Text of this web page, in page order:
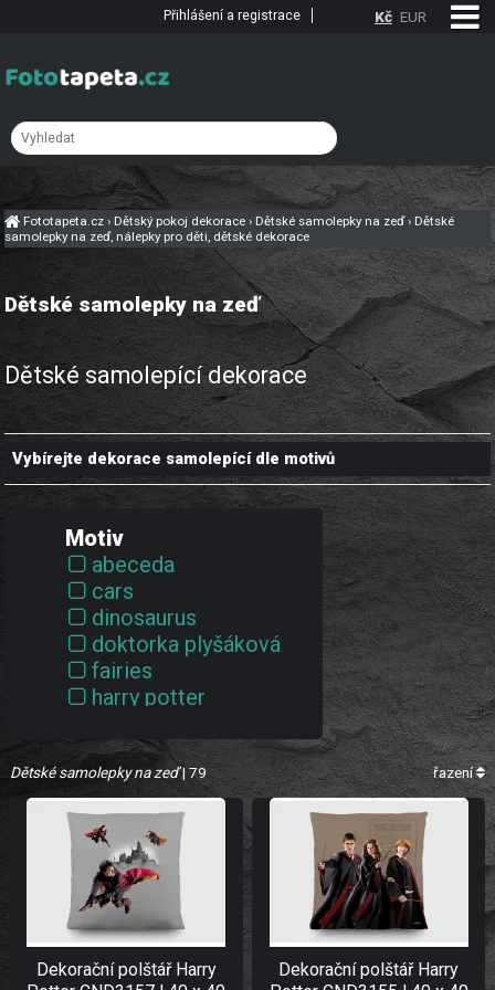
Fototapeta.cz› Dětský pokoj dekorace › Dětské samolepky na zeď› Dětské
samolepky na zeď, nálepky pro děti, dětské dekorace
Dětské samolepky na zeď
Dětské samolepící dekorace
Vybírejte dekorace samolepící dle motivů
Motiv
abeceda
cars
dinosaurus
doktorka plyšáková
fairies
harry potter
krtek
ledové království
lví král
medvídek pú
mickey mouse
minnie
nemo
ostatní
požárník sam
Dětské samolepky na zeď| 79 řazení
Dekorační polštář Harry
Dekorační polštář Harry
Kč EUR
Přihlášení a registrace